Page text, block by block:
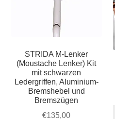
STRIDA M-Lenker
(Moustache Lenker) Kit
mit schwarzen
Ledergriffen, Aluminium-
Bremshebel und
Bremszügen
€135,00